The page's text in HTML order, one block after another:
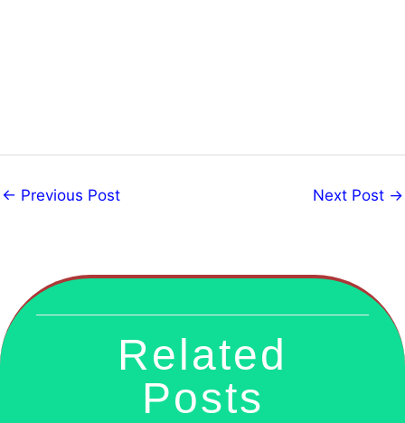
← Previous Post Next Post →
Related
Posts